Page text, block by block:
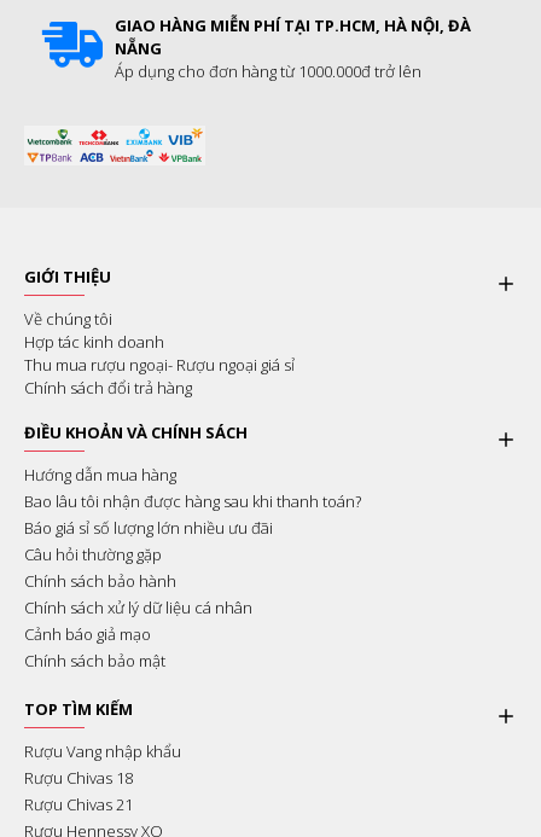
GIAO HÀNG MIỄN PHÍ TẠI TP.HCM, HÀ NỘI, ĐÀ
NẴNG
Áp dụng cho đơn hàng từ 1000.000đ trở lên
GIỚI THIỆU
Về chúng tôi
Hợp tác kinh doanh
Thu mua rượu ngoại- Rượu ngoại giá sỉ
Chính sách đổi trả hàng
ĐIỀU KHOẢN VÀ CHÍNH SÁCH
Hướng dẫn mua hàng
Bao lâu tôi nhận được hàng sau khi thanh toán?
Báo giá sỉ số lượng lớn nhiều ưu đãi
Câu hỏi thường gặp
Chính sách bảo hành
Chính sách xử lý dữ liệu cá nhân
Cảnh báo giả mạo
Chính sách bảo mật
TOP TÌM KIẾM
Rượu Vang nhập khẩu
Rượu Chivas 18
Rượu Chivas 21
Rượu Hennessy XO